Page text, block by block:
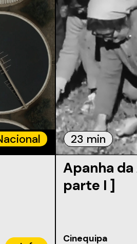
23 min
Apanha
parte I ]
Cinequipa